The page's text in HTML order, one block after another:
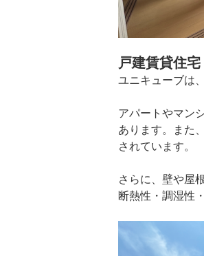
戸建賃貸住
ユニキューブは
アパートやマン
あります。また
されています。
さらに、壁や屋
断熱性・調湿性